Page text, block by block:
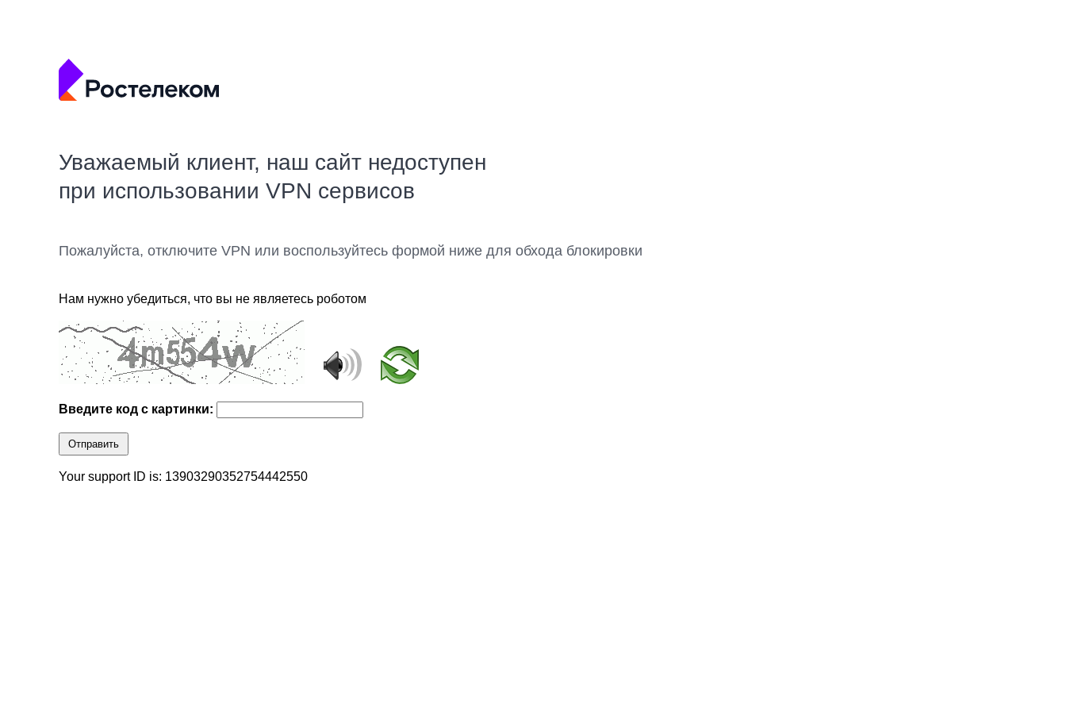
Уважаемый клиент, наш сайт недоступен
при использовании VPN сервисов
Пожалуйста, отключите VPN или воспользуйтесь формой ниже для обхода блокировки
Нам нужно убедиться, что вы не являетесь роботом
Введите код с картинки:
Отправить
Your support ID is: 13903290352754442550